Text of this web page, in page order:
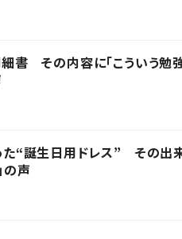
書 その内容に「こういう勉
“誕生日用ドレス” その出
の声